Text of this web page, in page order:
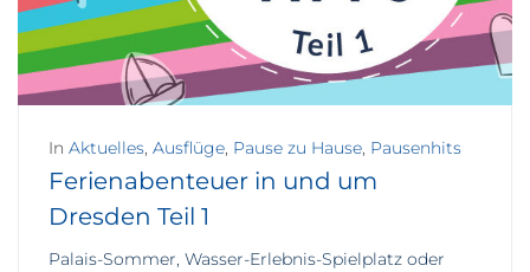
In Aktuelles, Ausflüge, Pause zu Hause, Pausenhits
Ferienabenteuer in und um
Dresden Teil 1
Palais-Sommer, Wasser-Erlebnis-Spielplatz oder